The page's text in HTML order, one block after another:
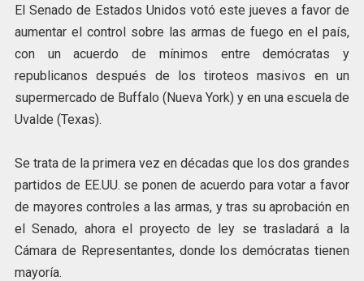
El Senado de Estados Unidos votó este jueves a favor de
aumentar el control sobre las armas de fuego en el país,
con un acuerdo de mínimos entre demócratas y
republicanos después de los tiroteos masivos en un
supermercado de Buffalo (Nueva York) y en una escuela de
Uvalde (Texas).
Se trata de la primera vez en décadas que los dos grandes
partidos de EE.UU. se ponen de acuerdo para votar a favor
de mayores controles a las armas, y tras su aprobación en
el Senado, ahora el proyecto de ley se trasladará a la
Cámara de Representantes, donde los demócratas tienen
mayoría.